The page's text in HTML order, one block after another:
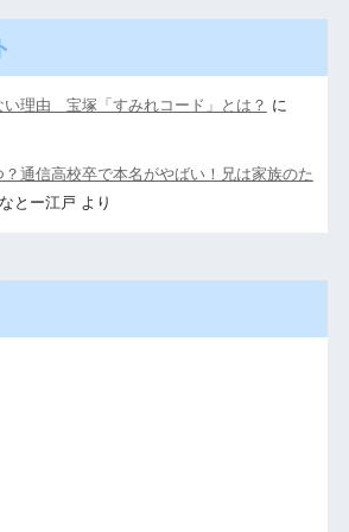
い理由 宝塚「すみれコード」とは？ に
通信高校卒で本名がやばい！兄は家族のた
とー江戸 より